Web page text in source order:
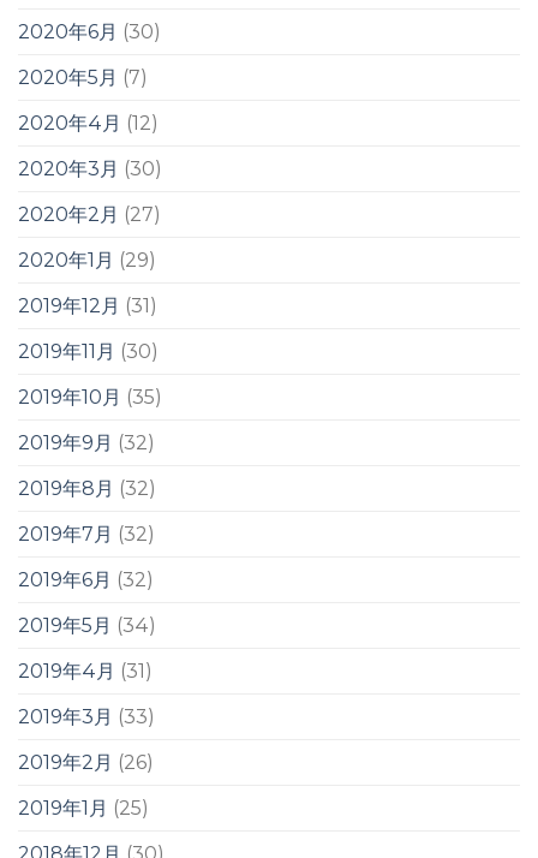
2020年6月 (30)
2020年5月 (7)
2020年4月 (12)
2020年3月 (30)
2020年2月 (27)
2020年1月 (29)
2019年12月 (31)
2019年11月 (30)
2019年10月 (35)
2019年9月 (32)
2019年8月 (32)
2019年7月 (32)
2019年6月 (32)
2019年5月 (34)
2019年4月 (31)
2019年3月 (33)
2019年2月 (26)
2019年1月 (25)